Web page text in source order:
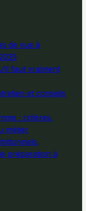
de vue à
faut vraiment
et conseils
: critères,
métier
préparation à